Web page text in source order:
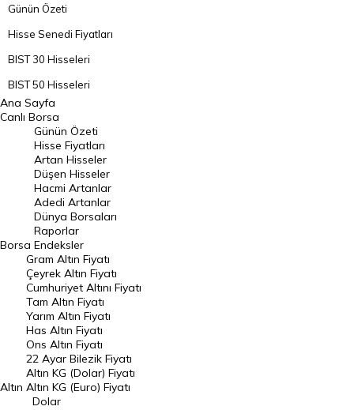
Günün Özeti
Hisse Senedi Fiyatları
BIST 30 Hisseleri
BIST 50 Hisseleri
BIST 100 Hisseleri
En Çok Artan Hisseler
En Çok Düşen Hisseler
Hacmi Artanlar
Geçmiş Kapanışlar
Dünya Borsaları
Raporlar
Endeksler
DÖVİZ
Döviz Kuru
Dolar Kuru
Euro Kuru
Ana Sayfa
Canlı Borsa
Borsa
Günün Özeti
Hisse Fiyatları
Artan Hisseler
Düşen Hisseler
Hacmi Artanlar
Adedi Artanlar
Dünya Borsaları
Raporlar
Endeksler
Altın
Gram Altın Fiyatı
Çeyrek Altın Fiyatı
Cumhuriyet Altını Fiyatı
Tam Altın Fiyatı
Yarım Altın Fiyatı
Has Altın Fiyatı
Ons Altın Fiyatı
22 Ayar Bilezik Fiyatı
Altın KG (Dolar) Fiyatı
Altın KG (Euro) Fiyatı
Dolar